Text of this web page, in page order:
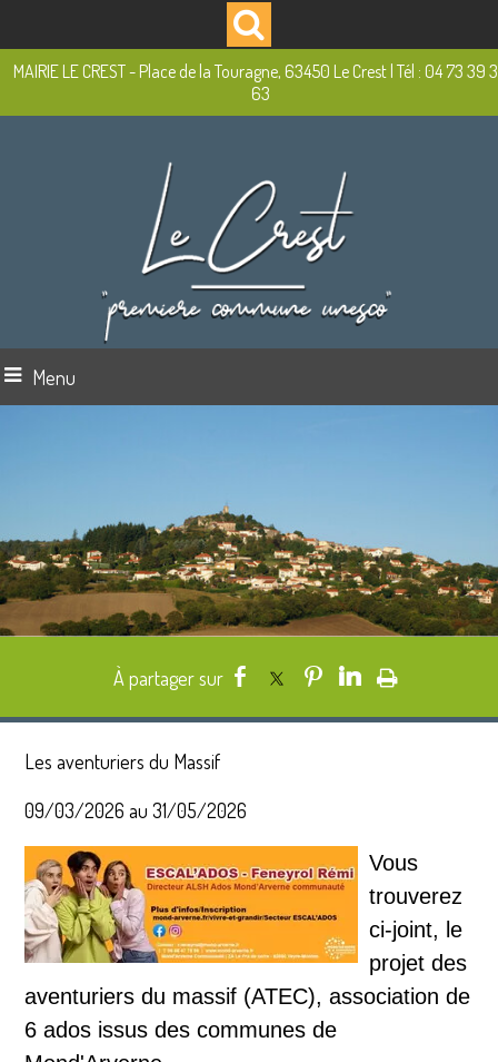
MAIRIE LE CREST - Place de la Touragne, 63450 Le Crest | Tél : 04 73 39
63
Menu
Les aventuriers du Massif
09/03/2026 au 31/05/2026
Vous
trouverez
ci-joint, le
projet des
aventuriers du massif (ATEC), association de
6 ados issus des communes de